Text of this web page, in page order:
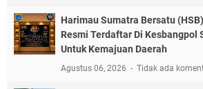
Harimau Sumatra Bersatu (HSB)
Resmi Terdaftar Di Kesbangpol
Untuk Kemajuan Daerah
Agustus 06, 2026 Tidak ada